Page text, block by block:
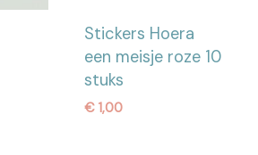
Stickers Hoera
een meisje roze 10
stuks
€1,00